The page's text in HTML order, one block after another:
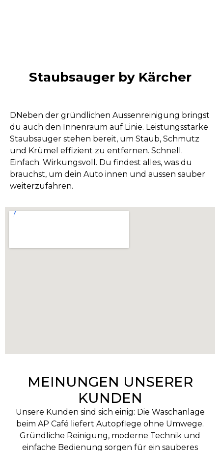
Staubsauger by Kärcher
DNeben der gründlichen Aussenreinigung bringst
du auch den Innenraum auf Linie. Leistungsstarke
Staubsauger stehen bereit, um Staub, Schmutz
und Krümel effizient zu entfernen. Schnell.
Einfach. Wirkungsvoll. Du findest alles, was du
brauchst, um dein Auto innen und aussen sauber
weiterzufahren.
MEINUNGEN UNSERER
KUNDEN
Unsere Kunden sind sich einig: Die Waschanlage
beim AP Café liefert Autopflege ohne Umwege.
Gründliche Reinigung, moderne Technik und
einfache Bedienung sorgen für ein sauberes